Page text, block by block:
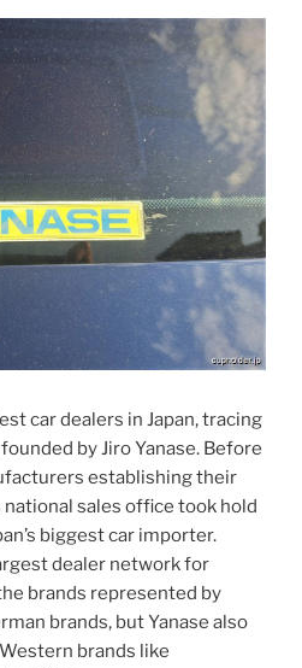
car dealers in Japan, tracing
by Jiro Yanase. Before
establishing their
sales office took hold
biggest car importer.
dealer network for
brands represented by
brands, but Yanase also
brands like